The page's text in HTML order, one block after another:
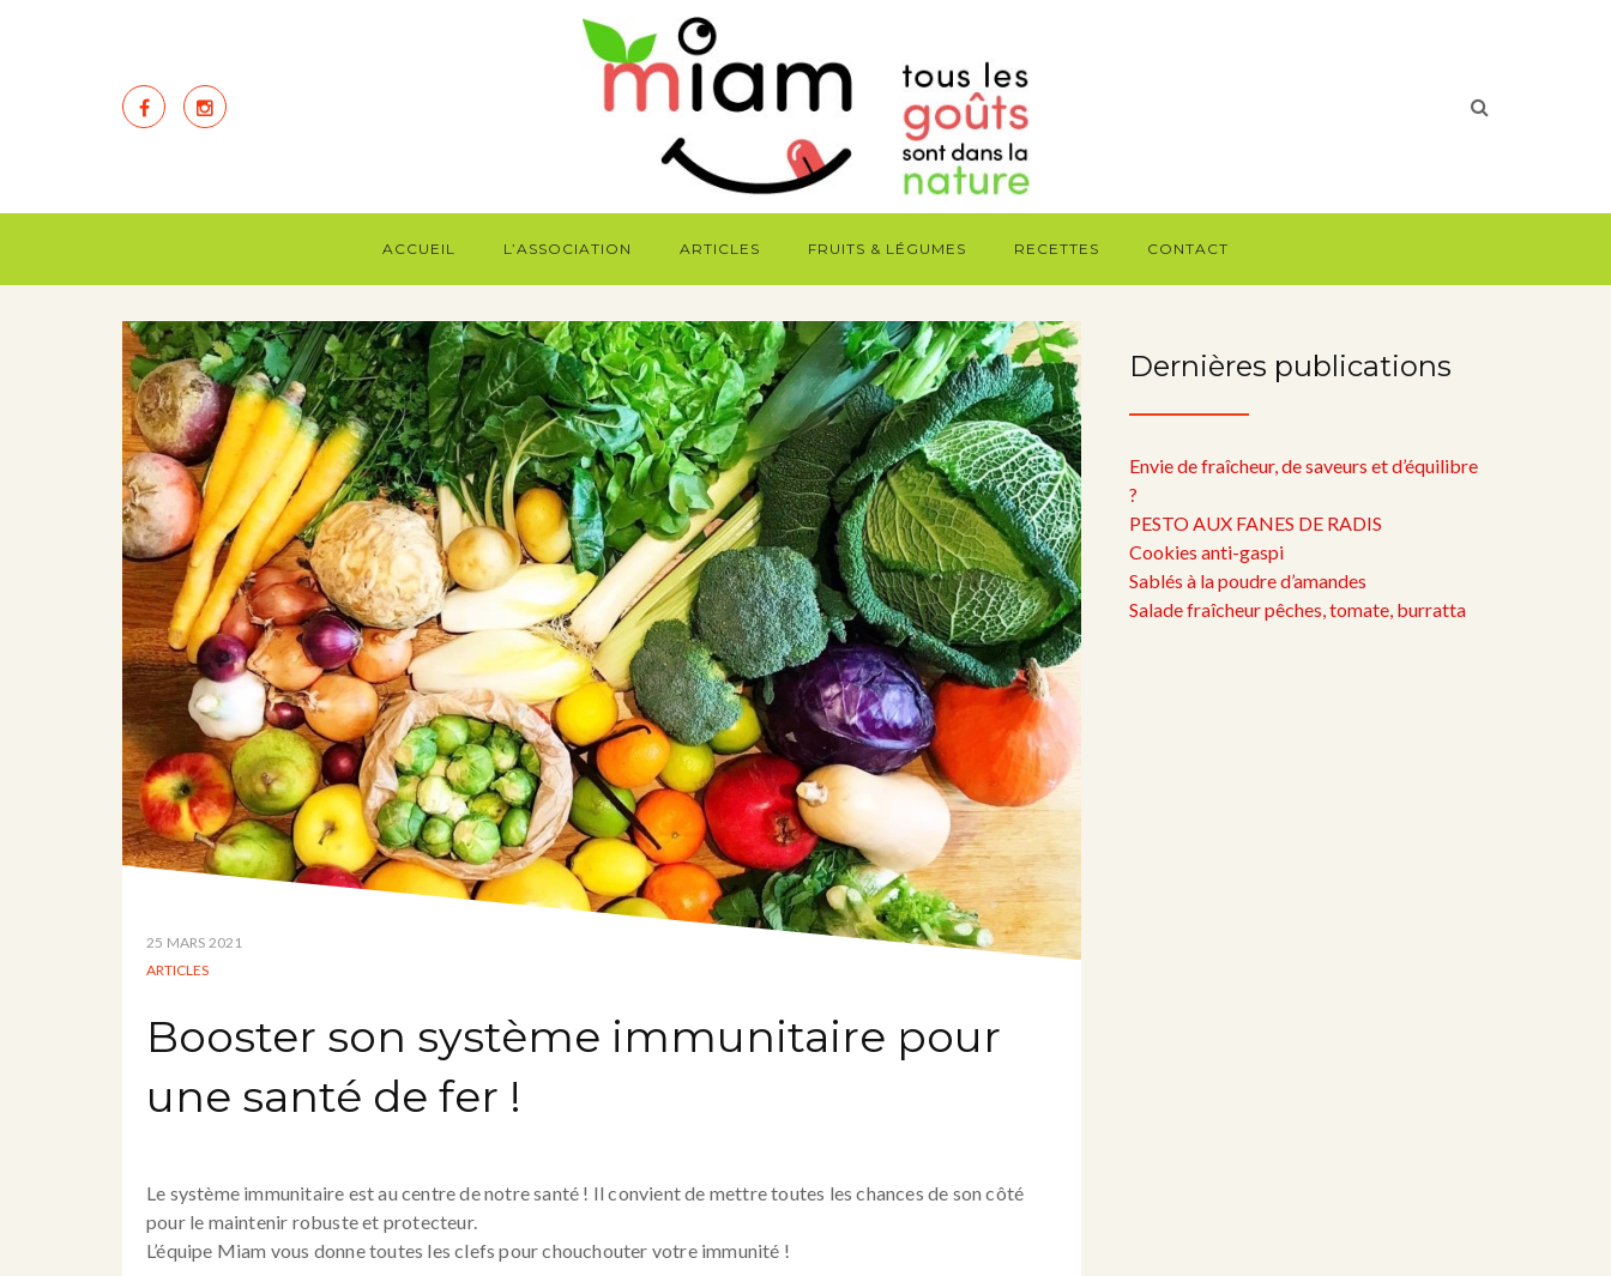
ACCUEIL L’ASSOCIATION ARTICLES FRUITS & LÉGUMES RECETTES CONTACT
25 MARS 2021
ARTICLES
Booster son système immunitaire pour
une santé de fer !
Le système immunitaire est au centre de notre santé ! Il convient de mettre toutes les chances de son côté
pour le maintenir robuste et protecteur.
L’équipe Miam vous donne toutes les clefs pour chouchouter votre immunité !
Dernières publications
Envie de fraîcheur, de saveurs et d’équilibre
?
PESTO AUX FANES DE RADIS
Cookies anti-gaspi
Sablés à la poudre d’amandes
Salade fraîcheur pêches, tomate, burratta